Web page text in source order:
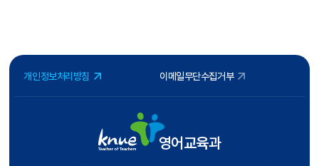
개인정보처리방침 이메일무단수집거부
영어교육과